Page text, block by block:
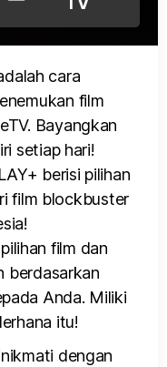
cara
film
Bayangkan
setiap hari!
berisi pilihan
film blockbuster
film dan
berdasarkan
Anda. Miliki
itu!
dengan